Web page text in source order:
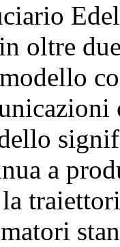
oltre
a